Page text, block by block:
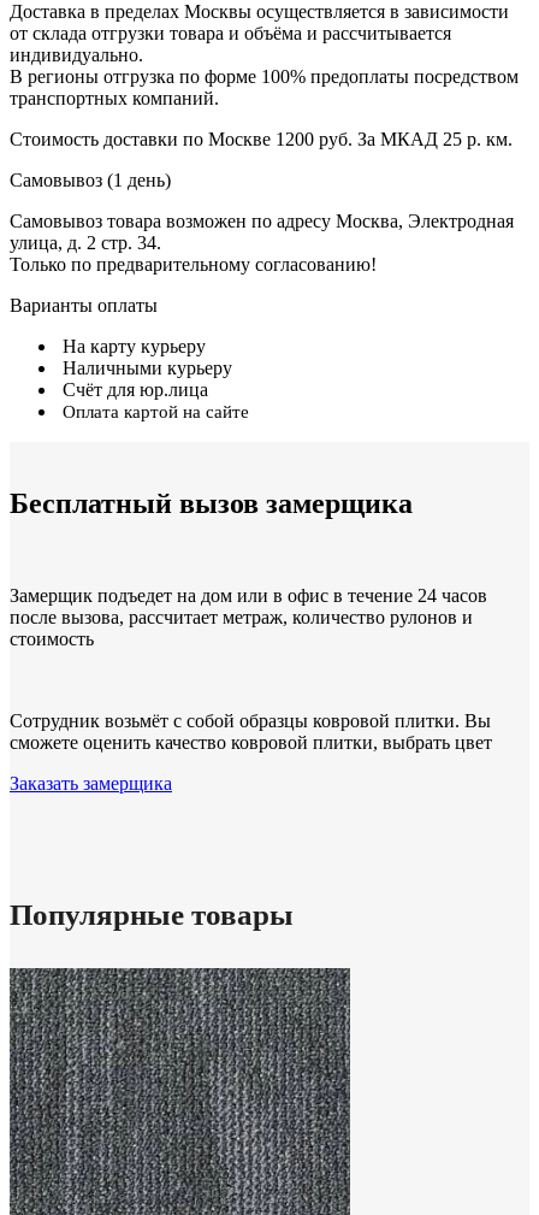
Доставка в пределах Москвы осуществляется в зависимости
от склада отгрузки товара и объёма и рассчитывается
индивидуально.
В регионы отгрузка по форме 100% предоплаты посредством
транспортных компаний.
Стоимость доставки по Москве 1200 руб. За МКАД 25 р. км.
Самовывоз (1 день)
Самовывоз товара возможен по адресу Москва, Электродная
улица, д. 2 стр. 34.
Только по предварительному согласованию!
Варианты оплаты
На карту курьеру
Наличными курьеру
Счёт для юр.лица
Оплата картой на сайте
Бесплатный вызов замерщика
Замерщик подъедет на дом или в офис в течение 24 часов
после вызова, рассчитает метраж, количество рулонов и
стоимость
Сотрудник возьмёт с собой образцы ковровой плитки. Вы
сможете оценить качество ковровой плитки, выбрать цвет
Заказать замерщика
Популярные товары